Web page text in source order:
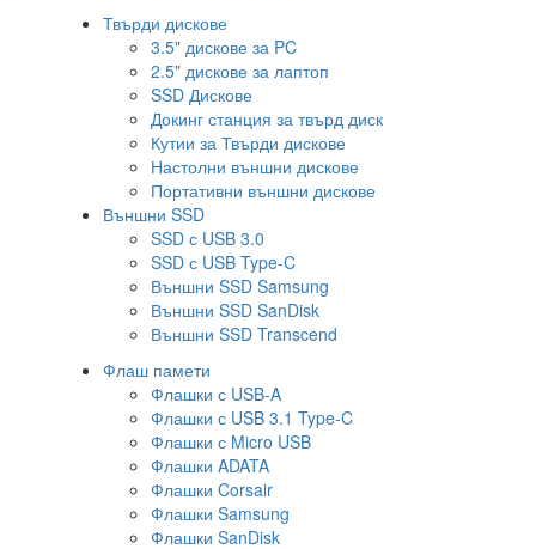
Твърди дискове
3.5" дискове за PC
2.5" дискове за лаптоп
SSD Дискове
Докинг станция за твърд диск
Кутии за Твърди дискове
Настолни външни дискове
Портативни външни дискове
Външни SSD
SSD с USB 3.0
SSD с USB Type-C
Външни SSD Samsung
Външни SSD SanDisk
Външни SSD Transcend
Флаш памети
Флашки с USB-A
Флашки с USB 3.1 Type-C
Флашки с Micro USB
Флашки ADATA
Флашки Corsair
Флашки Samsung
Флашки SanDisk